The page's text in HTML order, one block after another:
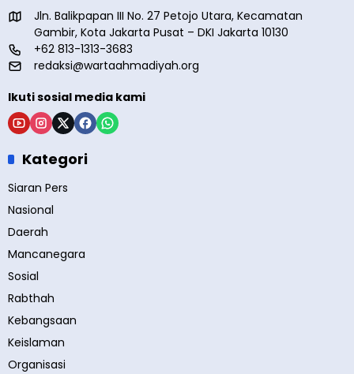
Jln. Balikpapan III No. 27 Petojo Utara, Kecamatan
Gambir, Kota Jakarta Pusat – DKI Jakarta 10130
+62 813-1313-3683
redaksi@wartaahmadiyah.org
Ikuti sosial media kami
Kategori
Siaran Pers
Nasional
Daerah
Mancanegara
Sosial
Rabthah
Kebangsaan
Keislaman
Organisasi